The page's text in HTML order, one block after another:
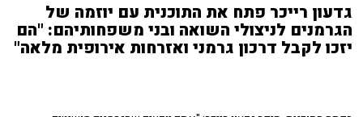
גדעון רייכר פתח את התוכנית עם יוזמה של
הגרמנים לניצולי השואה ובני משפחותיהם: "הם
יזכו לקבל דרכון גרמני ואזרחות אירופית מלאה"